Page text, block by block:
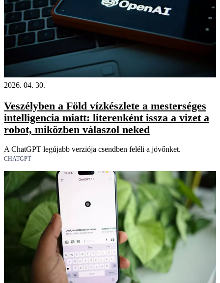
2026. 04. 30.
Veszélyben a Föld vízkészlete a mesterséges
intelligencia miatt: literenként issza a vizet a
robot, miközben válaszol neked
A ChatGPT legújabb verziója csendben feléli a jövőnket.
CHATGPT